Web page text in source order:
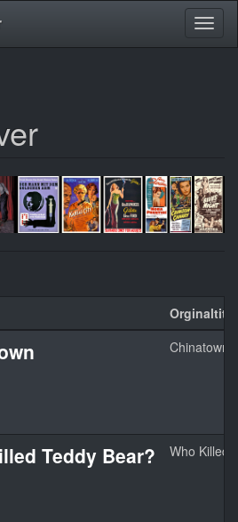
Orginaltitel
Chinatown
Teddy Bear? Who Killed